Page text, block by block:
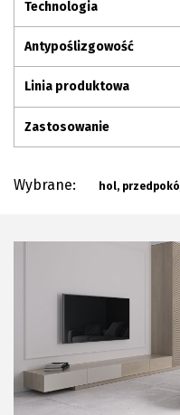
Technologia
Antypoślizgowość
Linia produktowa
Zastosowanie
Wybrane: hol,